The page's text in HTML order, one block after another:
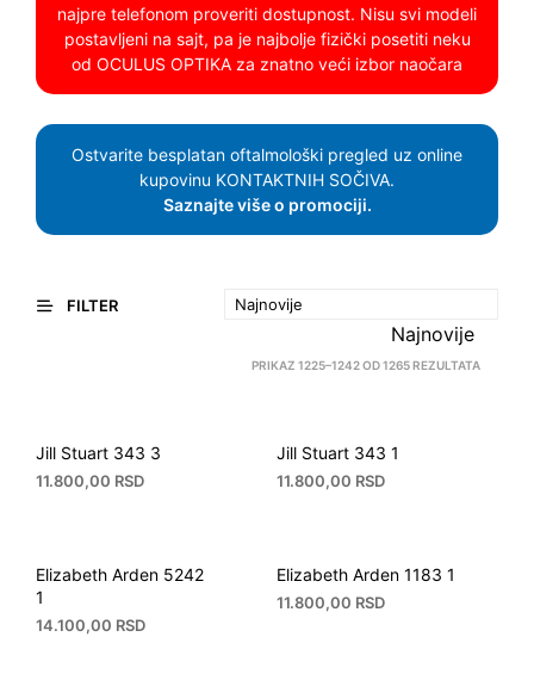
najpre telefonom proveriti dostupnost. Nisu svi modeli
postavljeni na sajt, pa je najbolje fizički posetiti neku
od OCULUS OPTIKA za znatno veći izbor naočara
Ostvarite besplatan oftalmološki pregled uz online
kupovinu KONTAKTNIH SOČIVA.
Saznajte više o promociji.
FILTER
Najnovije
PRIKAZ 1225–1242 OD 1265 REZULTATA
Jill Stuart 343 3
11.800,00 RSD
Jill Stuart 343 1
11.800,00 RSD
Elizabeth Arden 5242
1
14.100,00 RSD
Elizabeth Arden 1183 1
11.800,00 RSD